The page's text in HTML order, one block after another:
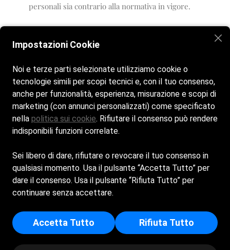
personali sia contrario alla normativa in vigore.
Home Bar & Ristorante
Galleria
Contact
Bagni Doria. Made with love.
Cookie Policy
Privacy Policy
Legale: VIA CAMILLO BENSO CONTE DI CAVOUR 13 - 17031 -
ALBENGA (SV) - Iscritta al registro delle imprese di Savona -
p.i/c.f: 00839370095 - Numero REA: SV - 93358
Impostazioni Cookie
Noi e terze parti selezionate utilizziamo cookie o
tecnologie simili per scopi tecnici e, con il tuo consenso,
anche per funzionalità, esperienza, misurazione e scopi di
marketing (con annunci personalizzati) come specificato
nella politica sui cookie. Rifiutare il consenso può rendere
indisponibili funzioni correlate.
Sei libero di dare, rifiutare o revocare il tuo consenso in
qualsiasi momento. Usa il pulsante “Accetta Tutto” per
dare il consenso. Usa il pulsante “Rifiuta Tutto” per
continuare senza accettare.
Accetta Tutto Rifiuta Tutto